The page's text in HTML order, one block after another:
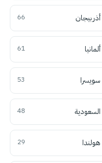
أذربيجان 66
ألمانيا 61
سويسرا 53
السعودية 48
هولندا 29